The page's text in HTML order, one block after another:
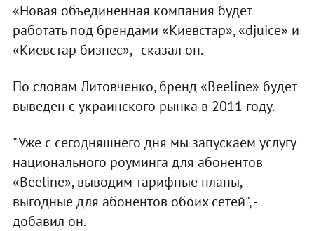
«Новая объединенная компания будет
работать под брендами «Киевстар», «djuice» и
«Киевстар бизнес», - сказал он.
По словам Литовченко, бренд «Beeline» будет
выведен с украинского рынка в 2011 году.
"Уже с сегодняшнего дня мы запускаем услугу
национального роуминга для абонентов
«Beeline», выводим тарифные планы,
выгодные для абонентов обоих сетей", -
добавил он.